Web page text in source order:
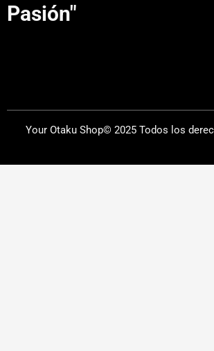
Pasión"
Your Otaku Shop© 2025 Todos los